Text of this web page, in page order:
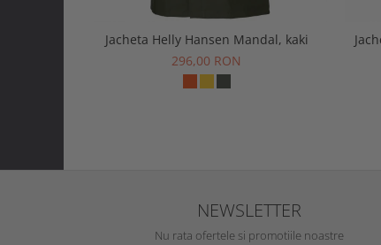
Jacheta Helly Hansen Mandal, kaki
296,00 RON
NEWSLETTER
Nu rata ofertele si promotiile noastre